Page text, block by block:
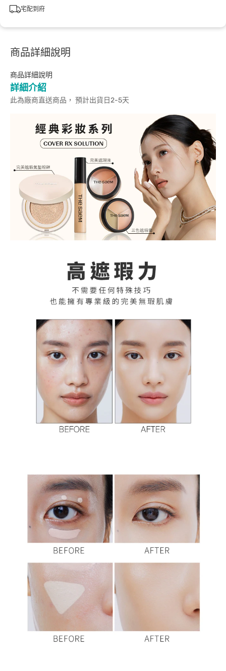
宅配到府
商品詳細說明
商品詳細說明
詳細介紹
此為廠商直送商品， 預計出貨日2-5天